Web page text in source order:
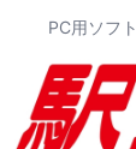
PC用ソフ